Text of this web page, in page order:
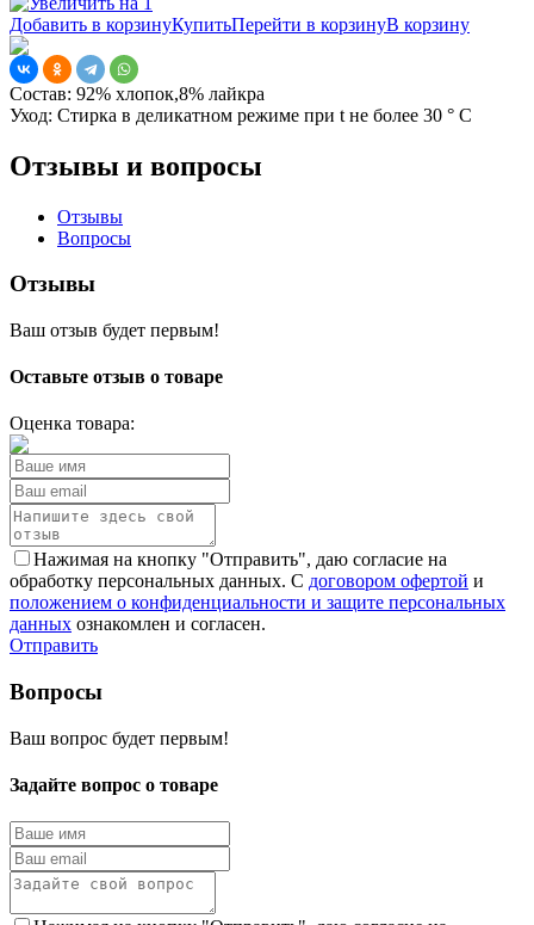
Добавить в корзинуКупитьПерейти в корзинуВ корзину
Состав: 92% хлопок,8% лайкра
Уход: Стирка в деликатном режиме при t не более 30 ° С
Отзывы и вопросы
Отзывы
Вопросы
Отзывы
Ваш отзыв будет первым!
Оставьте отзыв о товаре
Оценка товара:
Нажимая на кнопку "Отправить", даю согласие на
обработку персональных данных. С договором офертой и
положением о конфиденциальности и защите персональных
данных ознакомлен и согласен.
Отправить
Вопросы
Ваш вопрос будет первым!
Задайте вопрос о товаре